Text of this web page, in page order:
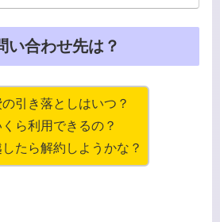
い合わせ先は？
引き落としはいつ？
ら利用できるの？
たら解約しようかな？